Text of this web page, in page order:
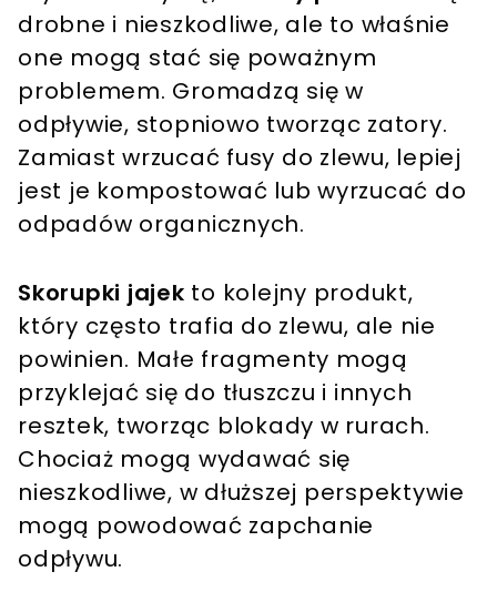
drobne i nieszkodliwe, ale to właśnie
one mogą stać się poważnym
problemem. Gromadzą się w
odpływie, stopniowo tworząc zatory.
Zamiast wrzucać fusy do zlewu, lepiej
jest je kompostować lub wyrzucać do
odpadów organicznych​.
Skorupki jajek to kolejny produkt,
który często trafia do zlewu, ale nie
powinien. Małe fragmenty mogą
przyklejać się do tłuszczu i innych
resztek, tworząc blokady w rurach.
Chociaż mogą wydawać się
nieszkodliwe, w dłuższej perspektywie
mogą powodować zapchanie
odpływu​.